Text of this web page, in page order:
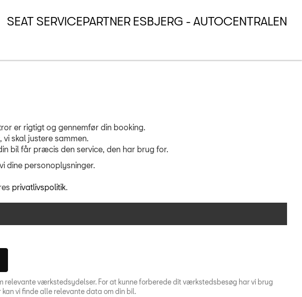
SEAT SERVICEPARTNER ESBJERG - AUTOCENTRALEN
er rigtigt og gennemfør din booking.
skal justere sammen.
bil får præcis den service, den har brug for.
dine personoplysninger.
privatlivspolitik
forberede dit værkstedsbesøg har vi brug
vi finde alle relevante data om din bil.